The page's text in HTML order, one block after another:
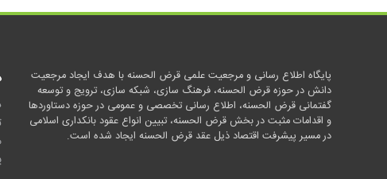
پایگاه اطلاع رسانی و مرجعیت علمی قرض الحسنه با هدف ایجاد مرجعیت
دانش در حوزه قرض الحسنه، فرهنگ سازی، شبکه سازی، ترویج و توسعه
گفتمانی قرض الحسنه، اطلاع رسانی تخصصی و عمومی در حوزه دستاوردها
و اقدامات مثبت در بخش قرض الحسنه، تبیین انواع عقود بانکداری اسلامی
در مسیر پیشرفت اقتصاد ذیل عقد قرض الحسنه ایجاد شده است.